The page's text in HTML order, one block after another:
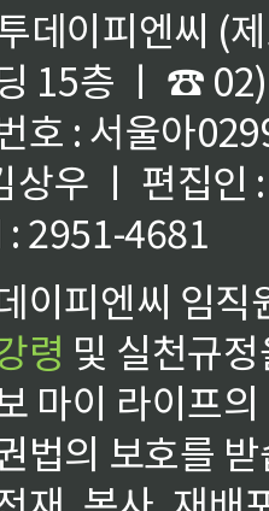
데이피엔씨 (
15층 ㅣ ☎
호 : 서울아
상우 ㅣ 편집인
: 2951-4681
이피엔씨 임
령 및 실천규
마이 라이프
법의 보호를